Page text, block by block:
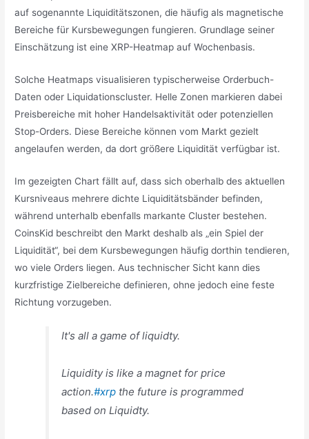
auf sogenannte Liquiditätszonen, die häufig als magnetische
Bereiche für Kursbewegungen fungieren. Grundlage seiner
Einschätzung ist eine XRP-Heatmap auf Wochenbasis.
Solche Heatmaps visualisieren typischerweise Orderbuch-
Daten oder Liquidationscluster. Helle Zonen markieren dabei
Preisbereiche mit hoher Handelsaktivität oder potenziellen
Stop-Orders. Diese Bereiche können vom Markt gezielt
angelaufen werden, da dort größere Liquidität verfügbar ist.
Im gezeigten Chart fällt auf, dass sich oberhalb des aktuellen
Kursniveaus mehrere dichte Liquiditätsbänder befinden,
während unterhalb ebenfalls markante Cluster bestehen.
CoinsKid beschreibt den Markt deshalb als „ein Spiel der
Liquidität“, bei dem Kursbewegungen häufig dorthin tendieren,
wo viele Orders liegen. Aus technischer Sicht kann dies
kurzfristige Zielbereiche definieren, ohne jedoch eine feste
Richtung vorzugeben.
It's all a game of liquidty.
Liquidity is like a magnet for price
action.#xrp the future is programmed
based on Liquidty.